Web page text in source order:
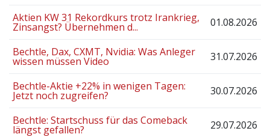
Aktien KW 31 Rekordkurs trotz Irankrieg,
Zinsangst? Übernehmen d... 01.08.2026
Bechtle, Dax, CXMT, Nvidia: Was Anleger
wissen müssen Video 31.07.2026
Bechtle-Aktie +22% in wenigen Tagen:
Jetzt noch zugreifen? 30.07.2026
Bechtle: Startschuss für das Comeback
längst gefallen? 29.07.2026